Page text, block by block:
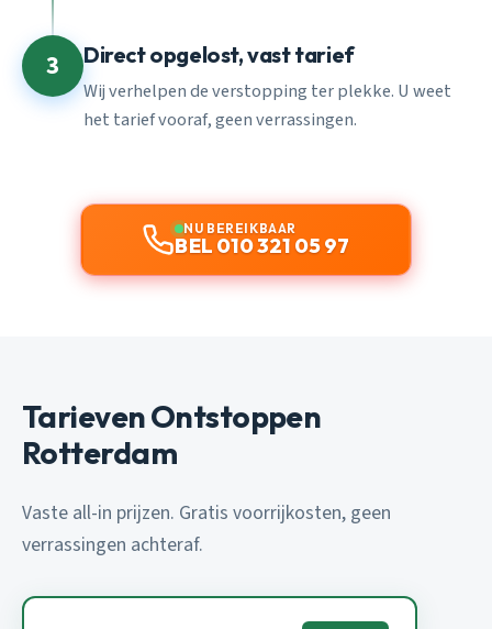
3 Direct opgelost, vast tarief
Wij verhelpen de verstopping ter plekke. U weet
het tarief vooraf, geen verrassingen.
NU BEREIKBAAR
BEL 010 321 05 97
Tarieven Ontstoppen
Rotterdam
Vaste all-in prijzen. Gratis voorrijkosten, geen
verrassingen achteraf.